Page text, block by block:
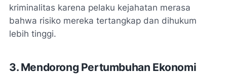
kriminalitas karena pelaku kejahatan merasa
bahwa risiko mereka tertangkap dan dihukum
lebih tinggi.
3. Mendorong Pertumbuhan Ekonomi